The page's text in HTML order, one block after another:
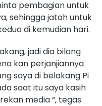
pembagian untuk
sehingga jatah untuk
di kemudian hari.
jadi dia bilang
kan perjanjiannya
saya di belakang Pi
saat itu saya kasih
media “, tegas